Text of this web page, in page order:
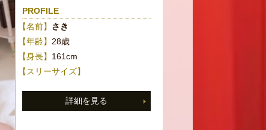
PROFILE
【名前】 さき
【年齢】28歳
【身長】 161cm
【スリーサイズ】
詳細を見る